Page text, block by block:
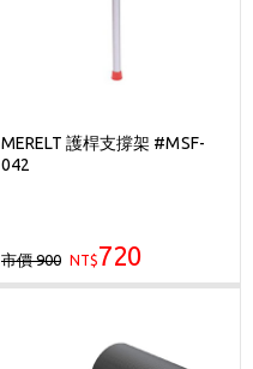
MERELT 護桿支撐架 #MSF-
042
市價 900 NT$720